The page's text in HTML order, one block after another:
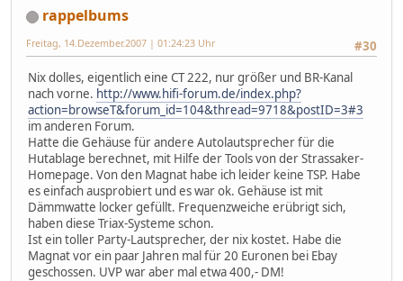
rappelbums
#30
Freitag, 14.Dezember.2007 | 01:24:23 Uhr
Nix dolles, eigentlich eine CT 222, nur größer und BR-Kanal
nach vorne. http://www.hifi-forum.de/index.php?
action=browseT&forum_id=104&thread=9718&postID=3#3
im anderen Forum.
Hatte die Gehäuse für andere Autolautsprecher für die
Hutablage berechnet, mit Hilfe der Tools von der Strassaker-
Homepage. Von den Magnat habe ich leider keine TSP. Habe
es einfach ausprobiert und es war ok. Gehäuse ist mit
Dämmwatte locker gefüllt. Frequenzweiche erübrigt sich,
haben diese Triax-Systeme schon.
Ist ein toller Party-Lautsprecher, der nix kostet. Habe die
Magnat vor ein paar Jahren mal für 20 Euronen bei Ebay
geschossen. UVP war aber mal etwa 400,- DM!